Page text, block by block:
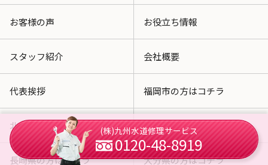
お客様の声 お役立ち情報
スタッフ紹介 会社概要
代表挨拶 福岡市の方はコチラ
北九州市の方はコチラ 佐賀県の方はコチラ
長崎県の方はコチラ 大分県の方はコチラ
(株)九州水道修理サービス
0120-48-8919